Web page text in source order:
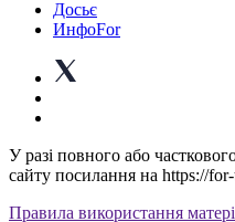
Досьє
ИнфоFor
У разі повного або
сайту посилання на https://
Правила використання